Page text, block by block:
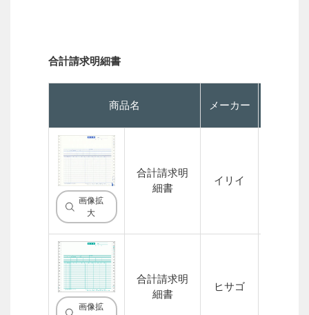
合計請求明細書
商品名 メーカー
画像拡
大
合計請求明
細書
イリイ
画像拡
合計請求明
細書
ヒサゴ